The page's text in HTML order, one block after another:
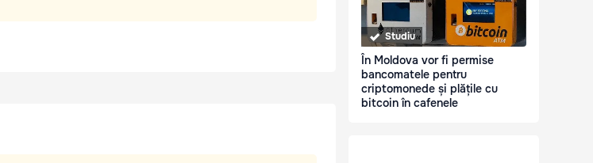
Studiu
În Moldova vor fi permise
bancomatele pentru
criptomonede și plățile cu
bitcoin în cafenele